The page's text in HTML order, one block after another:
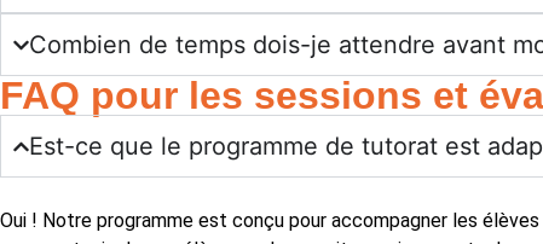
Combien de temps dois-je attendre avant
FAQ pour les sessions et
Est-ce que le programme de tutorat est
Oui ! Notre programme est conçu pour accompagner les